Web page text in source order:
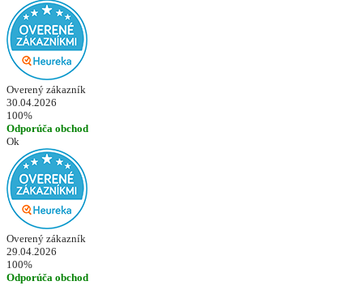
Overený zákazník
30.04.2026
100%
Odporúča obchod
Ok
Overený zákazník
29.04.2026
100%
Odporúča obchod